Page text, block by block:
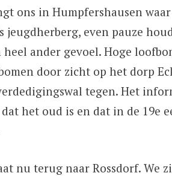
ons in Humpfershausen
even pauze
heel ander gevoel. Hoge
door zicht op het dorp
tegen. Het
het oud is en dat in de 19e
nu terug naar Rossdorf. We